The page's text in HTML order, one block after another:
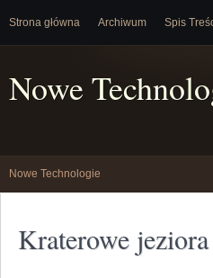
Strona główna Archiwum Spis
Nowe
Nowe Technologie
Kraterowe